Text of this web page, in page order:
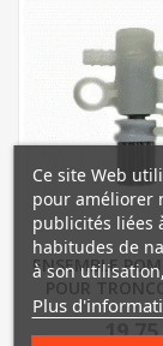
ENSEMBLE
POUR
Ce site Web
pour améliorer
publicités liées
habitudes de
à son
Plus